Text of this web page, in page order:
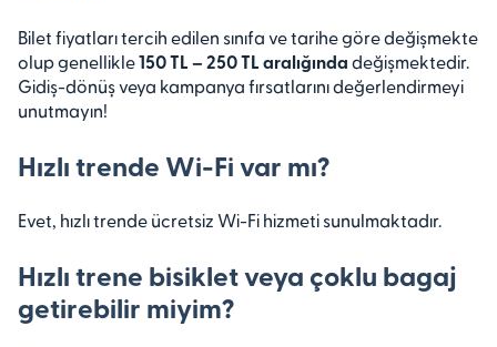
Bilet fiyatları tercih edilen sınıfa ve tarihe göre değişmekte
olup genellikle150 TL – 250 TL aralığında değişmektedir.
Gidiş-dönüş veya kampanya fırsatlarını değerlendirmeyi
unutmayın!
Hızlı trende Wi-Fi var mı?
Evet, hızlı trende ücretsiz Wi-Fi hizmeti sunulmaktadır.
Hızlı trene bisiklet veya çoklu bagaj
getirebilir miyim?